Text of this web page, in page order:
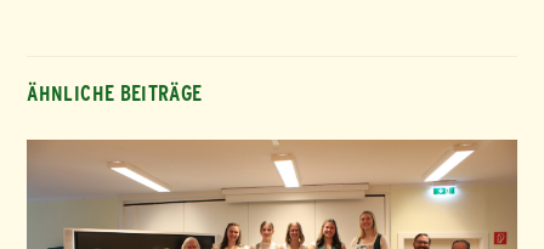
ÄHNLICHE BEITRÄGE